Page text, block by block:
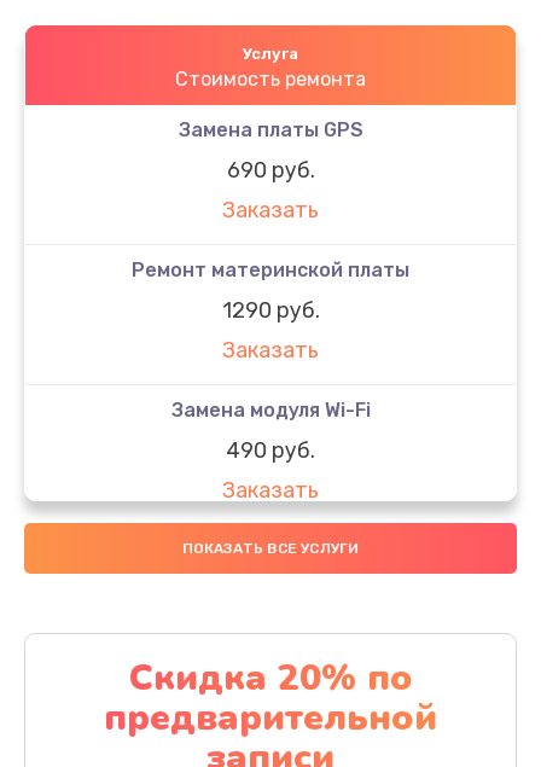
Услуга
Стоимость ремонта
Замена платы GPS
690 руб.
Заказать
Ремонт материнской платы
1290 руб.
Заказать
Замена модуля Wi-Fi
490 руб.
Заказать
Замена микрофона
Заказать
Замена аккумулятора
1130 руб.
ПОКАЗАТЬ ВСЕ УСЛУГИ
Скидка 20% по
предварительной